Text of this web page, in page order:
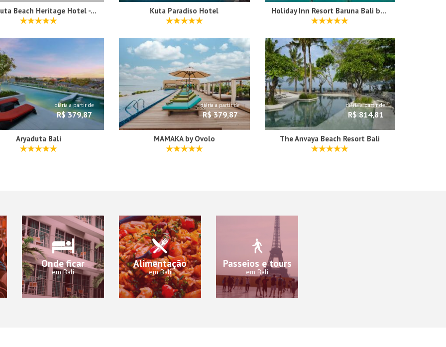
The Kuta Beach Heritage Hotel - Managed by Accor Kuta Paradiso Hotel Holiday Inn Resort Baruna Bali by IHG
diária a partir de
R$ 379,87
Aryaduta Bali
diária a partir de
R$ 379,87
MAMAKA by Ovolo
diária a partir de
R$ 814,81
The Anvaya Beach Resort Bali
Onde ficar
em Bali
Alimentação
em Bali
Passeios e tours
em Bali